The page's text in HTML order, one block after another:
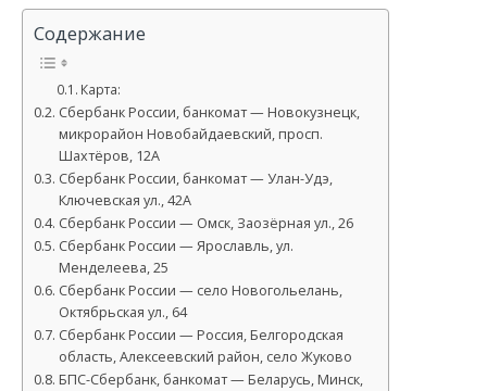
Содержание
Карта:
Сбербанк России, банкомат — Новокузнецк,
микрорайон Новобайдаевский, просп.
Шахтёров, 12А
Сбербанк России, банкомат — Улан-Удэ,
Ключевская ул., 42А
Сбербанк России — Омск, Заозёрная ул., 26
Сбербанк России — Ярославль, ул.
Менделеева, 25
Сбербанк России — село Новогольелань,
Октябрьская ул., 64
Сбербанк России — Россия, Белгородская
область, Алексеевский район, село Жуково
БПС-Сбербанк, банкомат — Беларусь, Минск,